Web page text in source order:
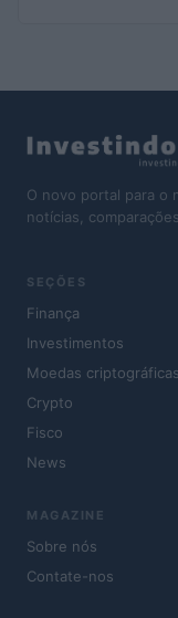
O novo portal para o
notícias,
SEÇÕES
Finança
Investimentos
Moedas criptográficas
Crypto
Fisco
News
MAGAZINE
Sobre nós
Contate-nos